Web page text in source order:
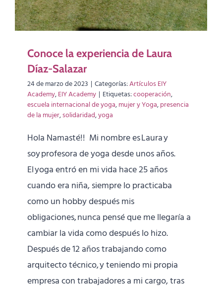
Conoce la experiencia de Laura
Díaz-Salazar
24 de marzo de 2023 | Categorías:Artículos EIY
Academy,EIY Academy | Etiquetas:cooperación,
escuela internacional de yoga,mujer y Yoga,presencia
de la mujer,solidaridad,yoga
Hola Namasté!! Mi nombre es Laura y
soy profesora de yoga desde unos años.
El yoga entró en mi vida hace 25 años
cuando era niña, siempre lo practicaba
como un hobby después mis
obligaciones, nunca pensé que me llegaría a
cambiar la vida como después lo hizo.
Después de 12 años trabajando como
arquitecto técnico, y teniendo mi propia
empresa con trabajadores a mi cargo, tras